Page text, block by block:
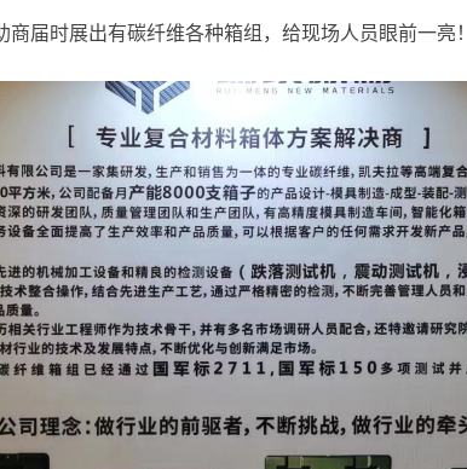
商届时展出有碳纤维各种箱组，给现场人员眼前一亮！